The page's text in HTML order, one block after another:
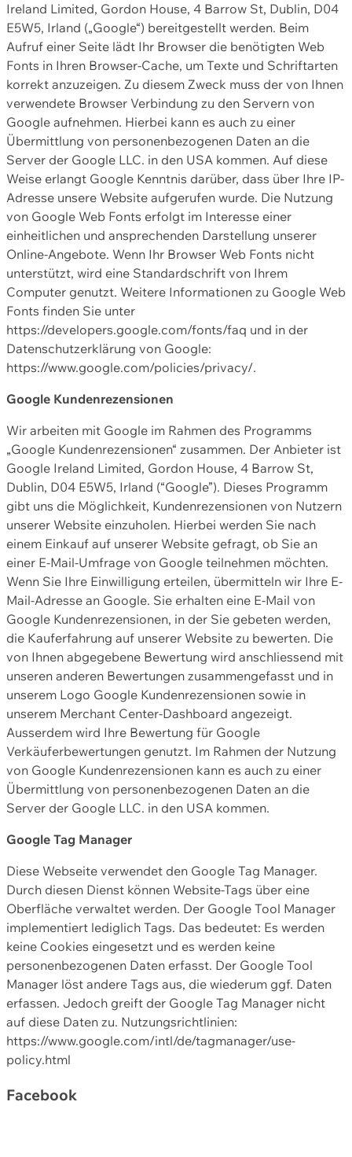
Ireland Limited, Gordon House, 4 Barrow St, Dublin, D04
E5W5, Irland („Google“) bereitgestellt werden. Beim
Aufruf einer Seite lädt Ihr Browser die benötigten Web
Fonts in Ihren Browser-Cache, um Texte und Schriftarten
korrekt anzuzeigen. Zu diesem Zweck muss der von Ihnen
verwendete Browser Verbindung zu den Servern von
Google aufnehmen. Hierbei kann es auch zu einer
Übermittlung von personenbezogenen Daten an die
Server der Google LLC. in den USA kommen. Auf diese
Weise erlangt Google Kenntnis darüber, dass über Ihre IP-
Adresse unsere Website aufgerufen wurde. Die Nutzung
von Google Web Fonts erfolgt im Interesse einer
einheitlichen und ansprechenden Darstellung unserer
Online-Angebote. Wenn Ihr Browser Web Fonts nicht
unterstützt, wird eine Standardschrift von Ihrem
Computer genutzt. Weitere Informationen zu Google Web
Fonts finden Sie unter
https://developers.google.com/fonts/faq und in der
Datenschutzerklärung von Google:
https://www.google.com/policies/privacy/.
Google Kundenrezensionen
Wir arbeiten mit Google im Rahmen des Programms
„Google Kundenrezensionen“ zusammen. Der Anbieter ist
Google Ireland Limited, Gordon House, 4 Barrow St,
Dublin, D04 E5W5, Irland (“Google”). Dieses Programm
gibt uns die Möglichkeit, Kundenrezensionen von Nutzern
unserer Website einzuholen. Hierbei werden Sie nach
einem Einkauf auf unserer Website gefragt, ob Sie an
einer E-Mail-Umfrage von Google teilnehmen möchten.
Wenn Sie Ihre Einwilligung erteilen, übermitteln wir Ihre E-
Mail-Adresse an Google. Sie erhalten eine E-Mail von
Google Kundenrezensionen, in der Sie gebeten werden,
die Kauferfahrung auf unserer Website zu bewerten. Die
von Ihnen abgegebene Bewertung wird anschliessend mit
unseren anderen Bewertungen zusammengefasst und in
unserem Logo Google Kundenrezensionen sowie in
unserem Merchant Center-Dashboard angezeigt.
Ausserdem wird Ihre Bewertung für Google
Verkäuferbewertungen genutzt. Im Rahmen der Nutzung
von Google Kundenrezensionen kann es auch zu einer
Übermittlung von personenbezogenen Daten an die
Server der Google LLC. in den USA kommen.
Google Tag Manager
Diese Webseite verwendet den Google Tag Manager.
Durch diesen Dienst können Website-Tags über eine
Oberfläche verwaltet werden. Der Google Tool Manager
implementiert lediglich Tags. Das bedeutet: Es werden
keine Cookies eingesetzt und es werden keine
personenbezogenen Daten erfasst. Der Google Tool
Manager löst andere Tags aus, die wiederum ggf. Daten
erfassen. Jedoch greift der Google Tag Manager nicht
auf diese Daten zu. Nutzungsrichtlinien:
https://www.google.com/intl/de/tagmanager/use-
policy.html
Facebook